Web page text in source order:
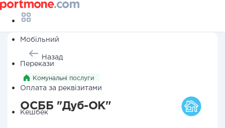
Мобільний
Перекази
Оплата за реквізитами
Кешбек
Назад
Комунальні послуги
ОСББ ''Дуб-ОК"